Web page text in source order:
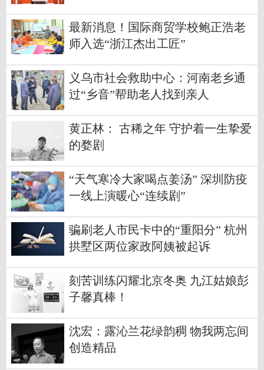
最新消息！国际商贸学校鲍正浩老
师入选“浙江杰出工匠”
义乌市社会救助中心：河南老乡通
过“乡音”帮助老人找到亲人
黄正林： 古稀之年 守护着一生挚爱
的婺剧
“天气寒冷大家喝点姜汤” 深圳防疫
一线上演暖心“连续剧”
骗刷老人市民卡中的“重阳分” 杭州
拱墅区两位家政阿姨被起诉
刻苦训练闪耀北京冬奥 九江姑娘彭
子馨真棒！
沈宏：露沁兰花绿韵稠 物我两忘间
创造精品